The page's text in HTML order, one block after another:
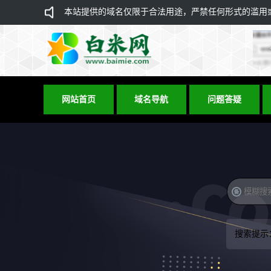
本站提供的域名仅限于合法用途，严禁任何形式的滥
网站首页 域名导航 问题答疑
搜索提示